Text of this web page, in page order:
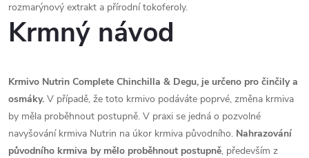
rozmarýnový extrakt a přírodní tokoferoly.
Krmný návod
Krmivo Nutrin Complete Chinchilla & Degu, je určeno pro činčily a
osmáky. V případě, že toto krmivo podáváte poprvé, změna krmiva
by měla proběhnout postupně. V praxi se jedná o pozvolné
navyšování krmiva Nutrin na úkor krmiva původního. Nahrazování
původního krmiva by mělo proběhnout postupně, především z